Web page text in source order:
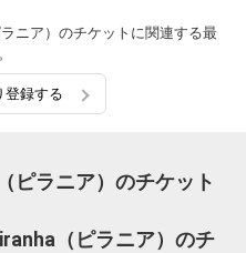
ニア）のチケットに関連する最
登録する
ピラニア）のチケット
（ピラニア）のチ